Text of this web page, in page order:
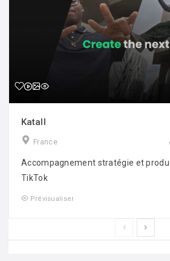
Katall
France
Accompagnement stratégie et
TikTok
Prévisualiser